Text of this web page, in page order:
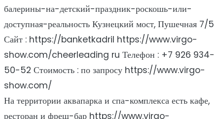
балерины-на-детский-праздник-роскошь-или-
доступная-реальность Кузнецкий мост, Пушечная 7/5
Сайт : https://banketkadril https://www.virgo-
show.com/cheerleading ru Телефон : +7 926 934-
50-52 Стоимость : по запросу https://www.virgo-
show.com/
На территории аквапарка и спа-комплекса есть кафе,
ресторан и фреш-бар https://www.virgo-